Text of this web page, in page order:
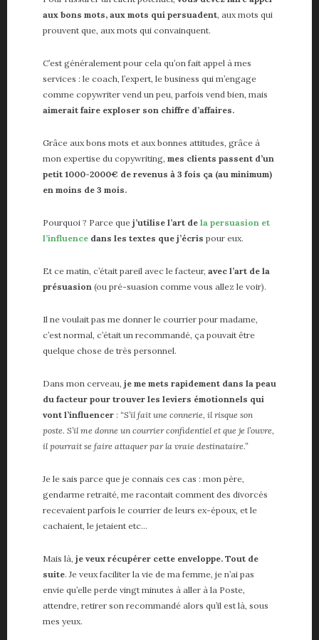
aux bons mots, aux mots qui persuadent, aux mots qui
prouvent que, aux mots qui convainquent.
C’est généralement pour cela qu’on fait appel à mes
services : le coach, l’expert, le business qui m’engage
comme copywriter vend un peu, parfois vend bien, mais
aimerait faire exploser son chiffre d’affaires.
Grâce aux bons mots et aux bonnes attitudes, grâce à
mon expertise du copywriting, mes clients passent d’un
petit 1000-2000€ de revenus à 3 fois ça (au minimum)
en moins de 3 mois.
Pourquoi ? Parce que j’utilise l’art de la persuasion et
l’influence dans les textes que j’écris pour eux.
Et ce matin, c’était pareil avec le facteur, avec l’art de la
présuasion (ou pré-suasion comme vous allez le voir).
Il ne voulait pas me donner le courrier pour madame,
c’est normal, c’était un recommandé, ça pouvait être
quelque chose de très personnel.
Dans mon cerveau, je me mets rapidement dans la peau
du facteur pour trouver les leviers émotionnels qui
vont l’influencer : “S’il fait une connerie, il risque son
poste. S’il me donne un courrier confidentiel et que je l’ouvre,
il pourrait se faire attaquer par la vraie destinataire.”
Je le sais parce que je connais ces cas : mon père,
gendarme retraité, me racontait comment des divorcés
recevaient parfois le courrier de leurs ex-époux, et le
cachaient, le jetaient etc…
Mais là, je veux récupérer cette enveloppe. Tout de
suite. Je veux faciliter la vie de ma femme, je n’ai pas
envie qu’elle perde vingt minutes à aller à la Poste,
attendre, retirer son recommandé alors qu’il est là, sous
mes yeux.